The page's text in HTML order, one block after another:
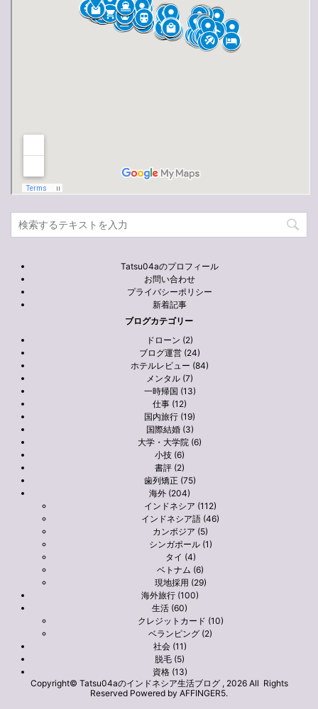
Tatsu04aのプロフィール
お問い合わせ
プライバシーポリシー
新着記事
ブログカテゴリー
ドローン (2)
ブログ運営 (24)
ホテルレビュー (84)
メンタル (7)
一時帰国 (13)
仕事 (12)
国内旅行 (19)
国際結婚 (3)
大学・大学院 (6)
小技 (6)
書評 (2)
歯列矯正 (75)
海外 (204)
インドネシア (112)
インドネシア語 (46)
カンボジア (5)
シンガポール (1)
タイ (4)
ベトナム (6)
現地採用 (29)
海外旅行 (100)
生活 (60)
クレジットカード (10)
ベランピング (2)
社会 (11)
脱毛 (5)
資格 (13)
Copyright© Tatsu04aのインドネシア生活ブログ , 2026 All Rights
Reserved Powered by AFFINGER5.